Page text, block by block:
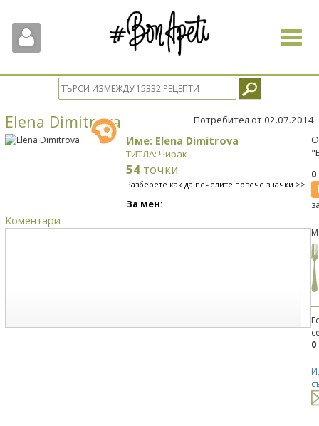
Toggle
Elena Dimitrova Потребител от 02.07.2014
Име: Elena Dimitrova
ТИТЛА: Чирак
54 точки
Разберете как да печелите повече значки >>
За мен:
Коментари
0